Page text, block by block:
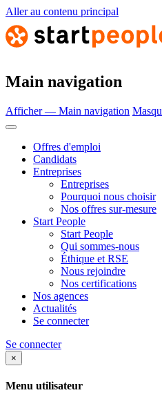
Aller au contenu principal
Main navigation
Afficher — Main navigation
Offres d'emploi
Candidats
Entreprises
Entreprises
Pourquoi nous choisir
Nos offres sur-mesure
Start People
Start People
Qui sommes-nous
Éthique et RSE
Nous rejoindre
Nos certifications
Nos agences
Actualités
Se connecter
Se connecter
×
Menu utilisateur